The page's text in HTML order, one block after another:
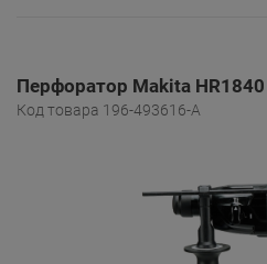
Перфоратор Makita HR1840
Код товара 196-493616-A